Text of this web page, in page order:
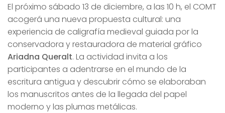
El próximo sábado 13 de diciembre, a las 10 h, el COMT
acogerá una nueva propuesta cultural: una
experiencia de caligrafía medieval guiada por la
conservadora y restauradora de material gráfico
Ariadna Queralt. La actividad invita a los
participantes a adentrarse en el mundo de la
escritura antigua y descubrir cómo se elaboraban
los manuscritos antes de la llegada del papel
moderno y las plumas metálicas.